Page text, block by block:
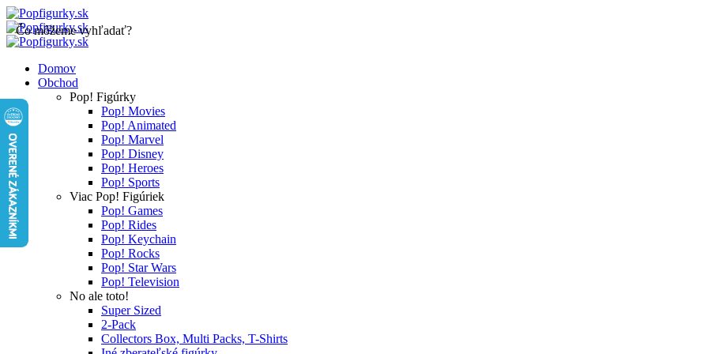
Domov
Obchod
Pop! Figúrky
Pop! Movies
Pop! Animated
Pop! Marvel
Pop! Disney
Pop! Heroes
Pop! Sports
Viac Pop! Figúriek
Pop! Games
Pop! Rides
Pop! Keychain
Pop! Rocks
Pop! Star Wars
Pop! Television
No ale toto!
Super Sized
2-Pack
Collectors Box, Multi Packs, T-Shirts
Čo môžeme vyhľadať?